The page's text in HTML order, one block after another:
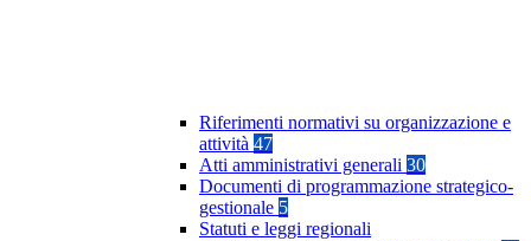
Riferimenti normativi su organizzazione e
attività 47
Atti amministrativi generali 30
Documenti di programmazione strategico-
gestionale 5
Statuti e leggi regionali